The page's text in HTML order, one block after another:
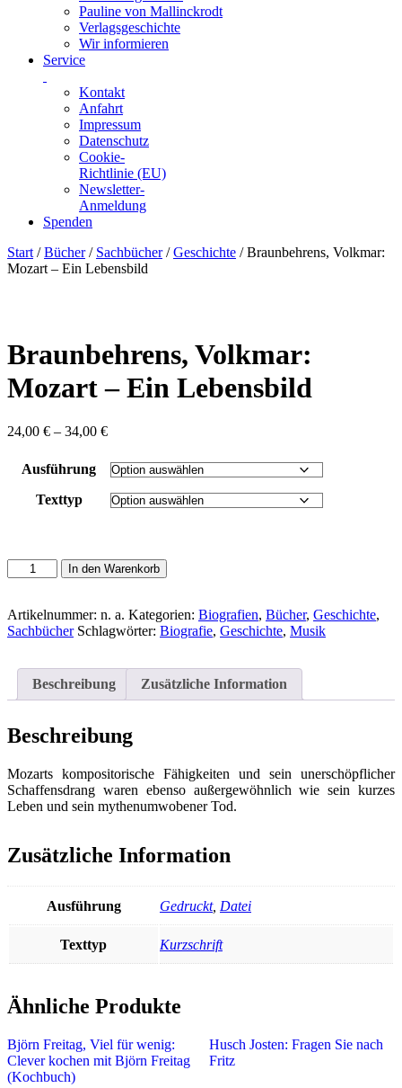
Pauline von Mallinckrodt
Verlagsgeschichte
Wir informieren
Service
Kontakt
Anfahrt
Impressum
Datenschutz
Cookie-
Richtlinie (EU)
Newsletter-
Anmeldung
Spenden
Skip
to
Start /Bücher/ Sachbücher/Geschichte / Braunbehrens, Volkmar:
Mozart – Ein Lebensbild
Braunbehrens, Volkmar:
Mozart – Ein Lebensbild
24,00 € – 34,00 €Preisspanne:
bis
34,00 €
Ausführung
Texttyp
Braunbehrens,
Volkmar:
-
Ein
In den Warenkorb
Artikelnummer: n. a. Kategorien: Biografien, Bücher, Geschichte,
Sachbücher Schlagwörter: Biografie, Geschichte, Musik
Beschreibung Zusätzliche Information
Beschreibung
Mozarts kompositorische Fähigkeiten und sein unerschöpflicher
Schaffensdrang waren ebenso außergewöhnlich wie sein kurzes
Leben und sein mythenumwobener Tod.
Zusätzliche Information
Ausführung Gedruckt, Datei
Texttyp Kurzschrift
Ähnliche Produkte
Björn Freitag, Viel für wenig:
Clever kochen mit Björn Freitag
(Kochbuch)
Husch Josten: Fragen Sie nach
Fritz